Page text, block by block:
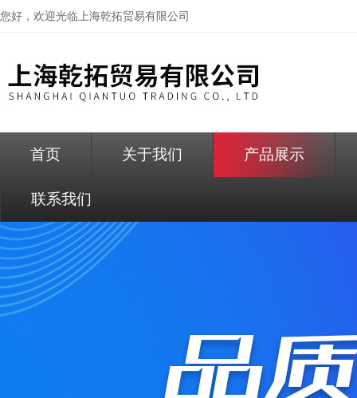
您好，欢迎光临上海乾拓贸易有限公司
首页 关于我们 产品展示
联系我们